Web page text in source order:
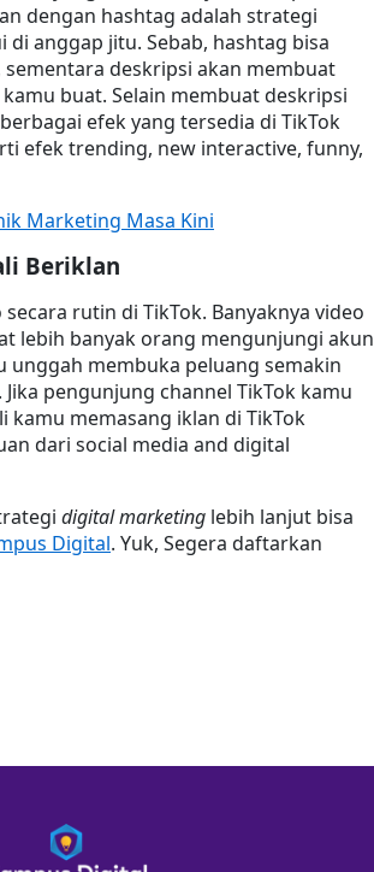
dengan hashtag adalah strategi
anggap jitu. Sebab, hashtag bisa
deskripsi akan membuat
buat. Selain membuat deskripsi
efek yang tersedia di TikTok
efek trending, new interactive, funny,
Marketing Masa Kini
Beriklan
rutin di TikTok. Banyaknya video
lebih banyak orang mengunjungi akun
unggah membuka peluang semakin
pengunjung channel TikTok kamu
kamu memasang iklan di TikTok
dari social media and digital
digital marketing lebih lanjut bisa
Digital. Yuk, Segera daftarkan